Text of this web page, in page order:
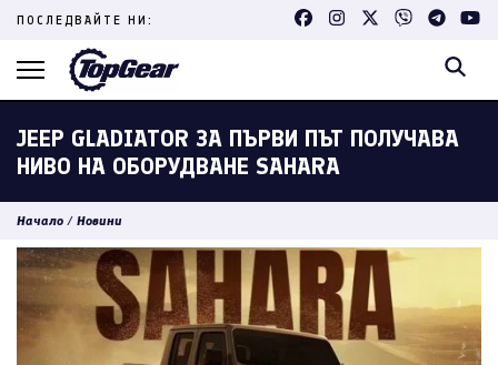
Skip
content
ПОСЛЕДВАЙТЕ НИ:
JEEP GLADIATOR ЗА ПЪРВИ ПЪТ ПОЛУЧАВА
НИВО НА ОБОРУДВАНЕ SAHARA
Начало / Новини